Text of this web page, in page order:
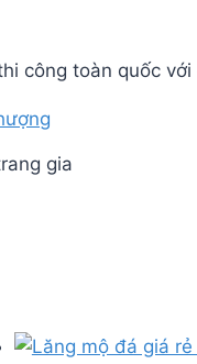
công toàn quốc với
gia